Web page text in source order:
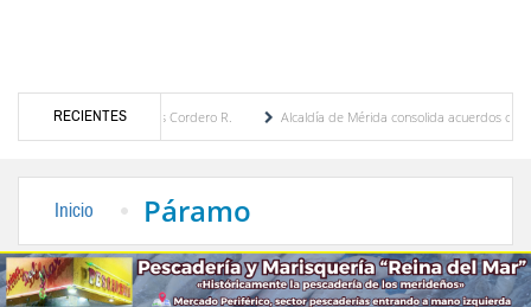
RECIENTES
Febres Cordero R.
Alcaldía de Mérida consolida acuerdos con
Inicio Páramo